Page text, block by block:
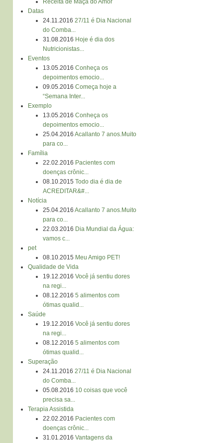
Receita de Maçã do Amor
Datas
24.11.2016 27/11 é Dia Nacional
do Comba...
31.08.2016 Hoje é dia dos
Nutricionistas...
Eventos
13.05.2016 Conheça os
depoimentos emocio...
09.05.2016 Começa hoje a
“Semana Inter...
Exemplo
13.05.2016 Conheça os
depoimentos emocio...
25.04.2016 Acallanto 7 anos.Muito
para co...
Família
22.02.2016 Pacientes com
doenças crônic...
08.10.2015 Todo dia é dia de
ACREDITAR&#...
Notícia
25.04.2016 Acallanto 7 anos.Muito
para co...
22.03.2016 Dia Mundial da Água:
vamos c...
pet
08.10.2015 Meu Amigo PET!
Qualidade de Vida
19.12.2016 Você já sentiu dores
na regi...
08.12.2016 5 alimentos com
ótimas qualid...
Saúde
19.12.2016 Você já sentiu dores
na regi...
08.12.2016 5 alimentos com
ótimas qualid...
Superação
24.11.2016 27/11 é Dia Nacional
do Comba...
05.08.2016 10 coisas que você
precisa sa...
Terapia Assistida
22.02.2016 Pacientes com
doenças crônic...
31.01.2016 Vantagens da